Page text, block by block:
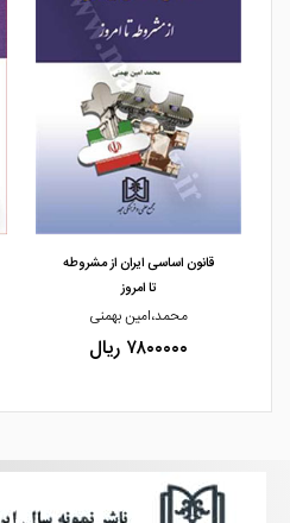
مشاهده و خرید
قانون اساسی ایران از مشروطه
تا امروز
محمد،امین بهمنی
۷۸۰۰۰۰۰ ریال